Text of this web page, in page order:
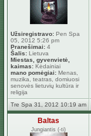
Užsiregistravo: Pen Spa
05, 2012 5:26 pm
Pranešimai: 4
Šalis: Lietuva
Miestas, gyvenvietė,
kaimas: Kėdainiai
mano pomėgiai: Menas,
muzika, teatras, domiuosi
senovės lietuvių kultūra ir
religija
Tre Spa 31, 2012 10:19 am
Baltas
Jungiantis (-ti)